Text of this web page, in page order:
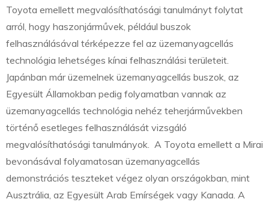
Toyota emellett megvalósíthatósági tanulmányt folytat
arról, hogy haszonjárművek, például buszok
felhasználásával térképezze fel az üzemanyagcellás
technológia lehetséges kínai felhasználási területeit.
Japánban már üzemelnek üzemanyagcellás buszok, az
Egyesült Államokban pedig folyamatban vannak az
üzemanyagcellás technológia nehéz teherjárművekben
történő esetleges felhasználását vizsgáló
megvalósíthatósági tanulmányok. A Toyota emellett a Mirai
bevonásával folyamatosan üzemanyagcellás
demonstrációs teszteket végez olyan országokban, mint
Ausztrália, az Egyesült Arab Emírségek vagy Kanada. A